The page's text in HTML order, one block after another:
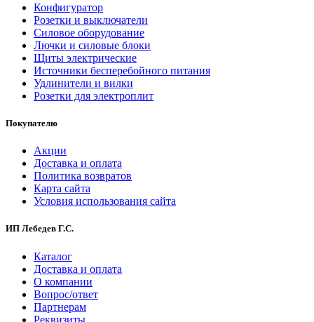
Конфигуратор
Розетки и выключатели
Силовое оборудование
Лючки и силовые блоки
Щиты электрические
Источники бесперебойного питания
Удлинители и вилки
Розетки для электроплит
Покупателю
Акции
Доставка и оплата
Политика возвратов
Карта сайта
Условия использования сайта
ИП Лебедев Г.С.
Каталог
Доставка и оплата
О компании
Вопрос/ответ
Партнерам
Реквизиты